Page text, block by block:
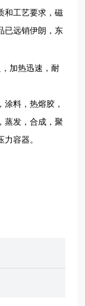
和工艺要求，磁
已远销伊朗，东
加热迅速，耐
料，热熔胶，
蒸发，合成，聚
容器。